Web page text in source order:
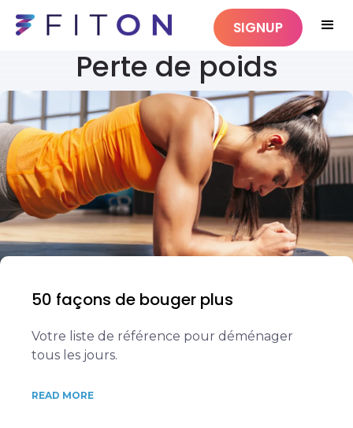
SIGNUP
Perte de poids
50 façons de bouger plus
Votre liste de référence pour déménager
tous les jours.
READ MORE